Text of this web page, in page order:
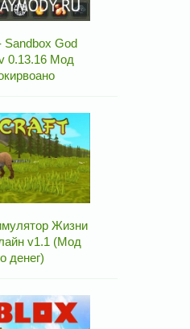
Sandbox God
0.13.16 Мод
Жизни
v1.1 (Мод
денег)